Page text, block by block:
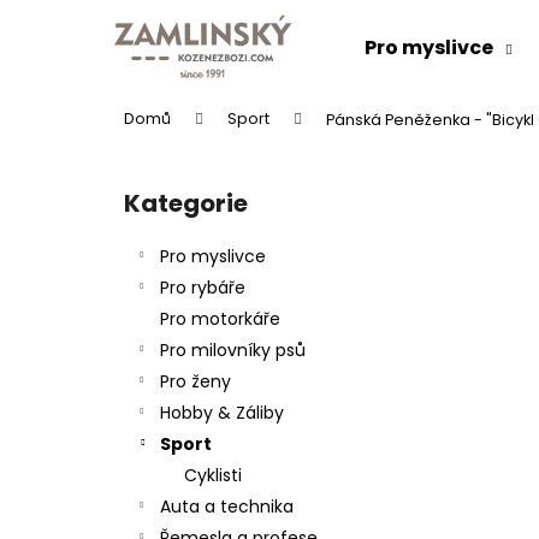
Pro myslivce
Domů Sport Pánská Peněženka - "Bicykl
Přeskočit
kategorie
Kategorie
Pro myslivce
Pro rybáře
Pro motorkáře
Pro milovníky psů
Pro ženy
Hobby & Záliby
Sport
Cyklisti
Auta a technika
obchodu
obchodu
KOŽENÝ PÁSEK "LOVU ZDAR"
634 Kč